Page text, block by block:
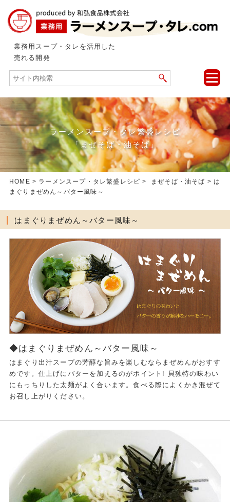
業務用スープ・タレを活用した
売れる開発
toggle
ラーメンスープ・タレ繁盛レシピ
「まぜそば・油そば」
HOME > ラーメンスープ・タレ繁盛レシピ > まぜそば・油そば > は
まぐりまぜめん～バター風味～
はまぐりまぜめん～バター風味～
◆はまぐりまぜめん～バター風味～
はまぐり出汁スープの芳醇な旨みを楽しむならまぜめんがおすす
めです。仕上げにバターを加えるのがポイント! 貝独特の味わい
にもっちりした太麺がよく合います。食べる際によくかき混ぜて
お召し上がりください。